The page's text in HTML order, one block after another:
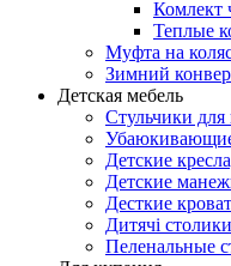
Комлект
Теплые
Муфта на
Зимний
Детская мебель
Стульчики для
Детские
Детские
Десткие
Дитячі столики
Пеленальные